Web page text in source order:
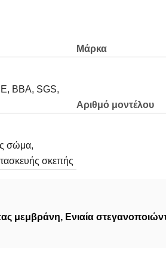
Μάρκα
BBA, SGS,
Αριθμό μοντέλου
σώμα,
σκεπής
μεμβράνη, Ενιαία